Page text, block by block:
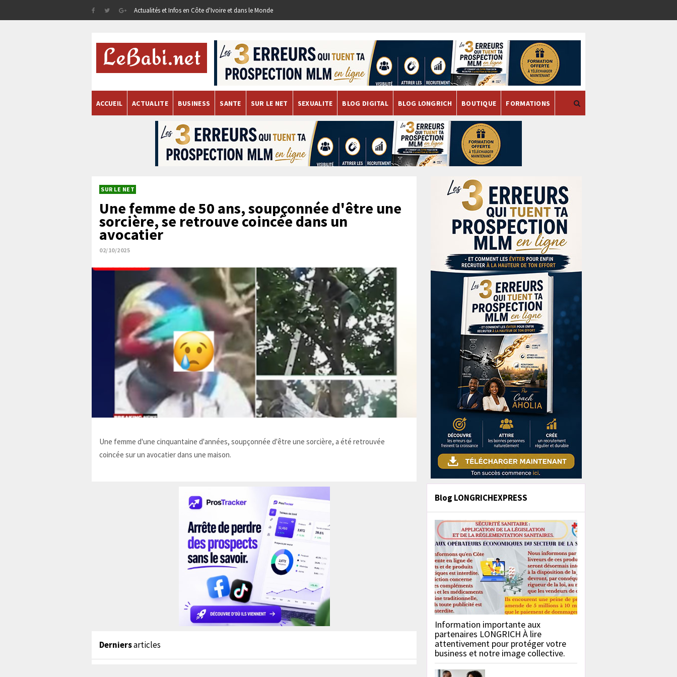
Actualités et Infos en Côte d'Ivoire et dans le Monde
ACCUEIL ACTUALITE BUSINESS SANTE SUR LE NET SEXUALITE BLOG DIGITAL BLOG LONGRICH BOUTIQUE FORMATIONS
SUR LE NET
Une femme de 50 ans, soupçonnée d'être une
sorcière, se retrouve coincée dans un
avocatier
02/10/2025
Une femme d'une cinquantaine d'années, soupçonnée d'être une sorcière, a été retrouvée
coincée sur un avocatier dans une maison.
Derniersarticles
Blog LONGRICHEXPRESS
Information importante aux
partenaires LONGRICH À lire
attentivement pour protéger votre
business et notre image collective.